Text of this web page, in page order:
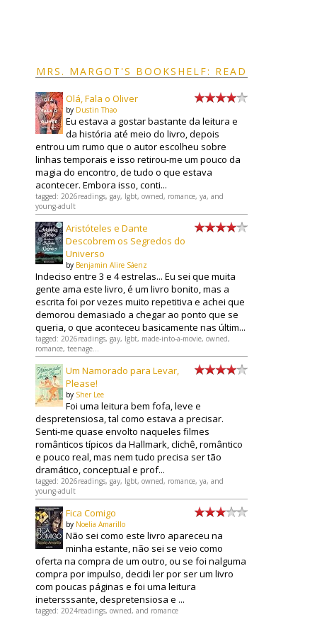
MRS. MARGOT'S BOOKSHELF: READ
Olá, Fala o Oliver
by Dustin Thao
Eu estava a gostar bastante da leitura e
da história até meio do livro, depois
entrou um rumo que o autor escolheu sobre
linhas temporais e isso retirou-me um pouco da
magia do encontro, de tudo o que estava
acontecer. Embora isso, conti...
tagged: 2026readings, gay, lgbt, owned, romance, ya, and
young-adult
Aristóteles e Dante
Descobrem os Segredos do
Universo
by Benjamin Alire Sáenz
Indeciso entre 3 e 4 estrelas... Eu sei que muita
gente ama este livro, é um livro bonito, mas a
escrita foi por vezes muito repetitiva e achei que
demorou demasiado a chegar ao ponto que se
queria, o que aconteceu basicamente nas últim...
tagged: 2026readings, gay, lgbt, made-into-a-movie, owned,
romance, teenage...
Um Namorado para Levar,
Please!
by Sher Lee
Foi uma leitura bem fofa, leve e
despretensiosa, tal como estava a precisar.
Senti-me quase envolto naqueles filmes
românticos típicos da Hallmark, clichê, romântico
e pouco real, mas nem tudo precisa ser tão
dramático, conceptual e prof...
tagged: 2026readings, gay, lgbt, owned, romance, ya, and
young-adult
Fica Comigo
by Noelia Amarillo
Não sei como este livro apareceu na
minha estante, não sei se veio como
oferta na compra de um outro, ou se foi nalguma
compra por impulso, decidi ler por ser um livro
com poucas páginas e foi uma leitura
inetersssante, despretensiosa e ...
tagged: 2024readings, owned, and romance